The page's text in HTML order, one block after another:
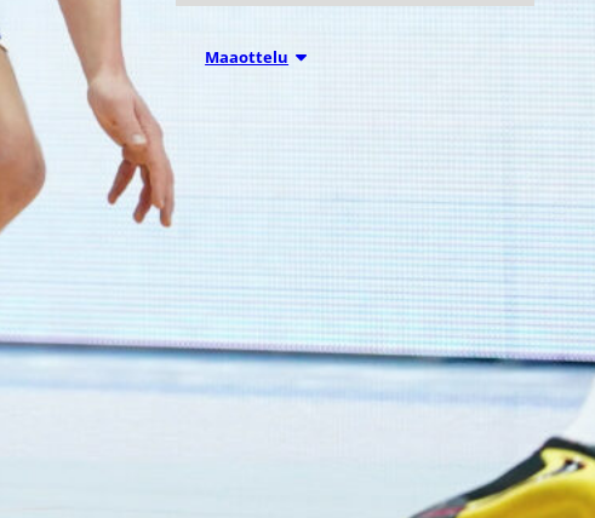
Maaottelu
Ruotsi piirun
verran
Susiladiesia
parempi
Tukholmassa